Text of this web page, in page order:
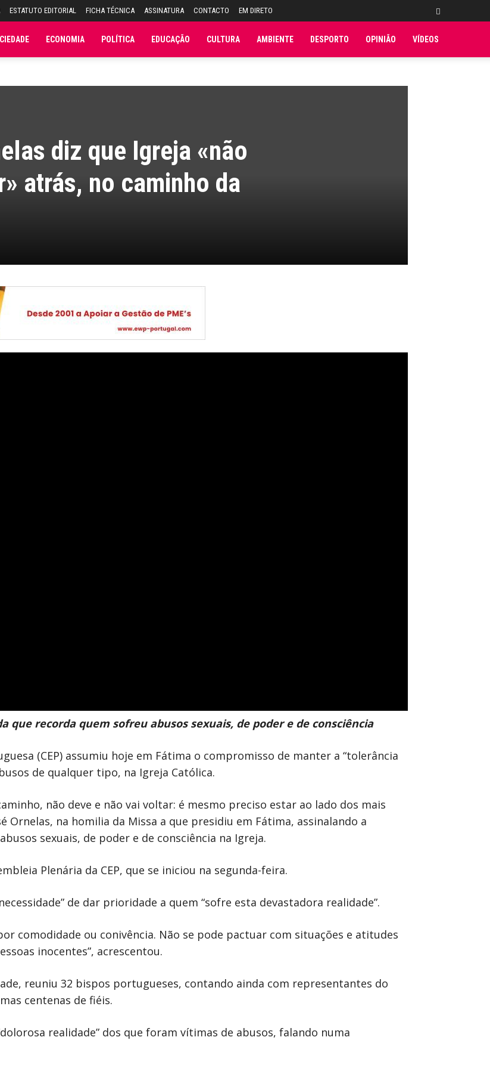
ESTATUTO EDITORIAL FICHA TÉCNICA ASSINATURA CONTACTO EM DIRETO
ECONOMIA POLÍTICA EDUCAÇÃO CULTURA AMBIENTE DESPORTO OPINIÃO VÍDEOS
diz que Igreja «não
atrás, no caminho da
que recorda quem sofreu abusos sexuais, de poder e de consciência
(CEP) assumiu hoje em Fátima o compromisso de manter a “tolerância
de qualquer tipo, na Igreja Católica.
não deve e não vai voltar: é mesmo preciso estar ao lado dos mais
Ornelas, na homilia da Missa a que presidiu em Fátima, assinalando a
sexuais, de poder e de consciência na Igreja.
Plenária da CEP, que se iniciou na segunda-feira.
de dar prioridade a quem “sofre esta devastadora realidade”.
comodidade ou conivência. Não se pode pactuar com situações e atitudes
inocentes”, acrescentou.
reuniu 32 bispos portugueses, contando ainda com representantes do
centenas de fiéis.
realidade” dos que foram vítimas de abusos, falando numa